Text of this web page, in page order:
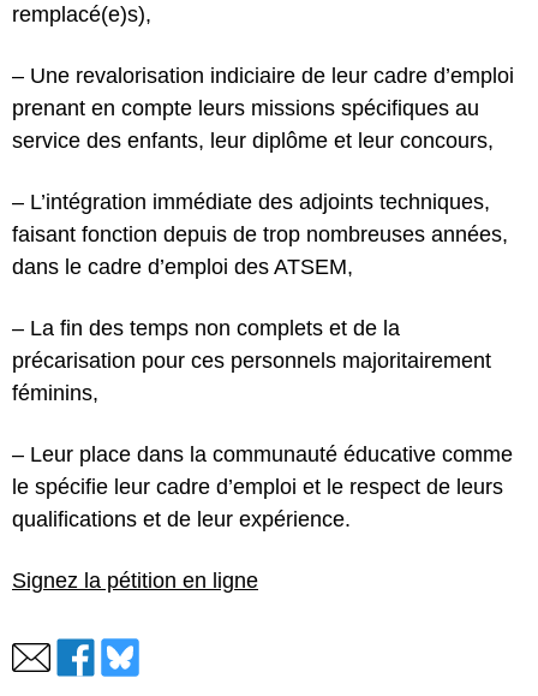
remplacé(e)s),
– Une revalorisation indiciaire de leur cadre d’emploi
prenant en compte leurs missions spécifiques au
service des enfants, leur diplôme et leur concours,
– L’intégration immédiate des adjoints techniques,
faisant fonction depuis de trop nombreuses années,
dans le cadre d’emploi des ATSEM,
– La fin des temps non complets et de la
précarisation pour ces personnels majoritairement
féminins,
– Leur place dans la communauté éducative comme
le spécifie leur cadre d’emploi et le respect de leurs
qualifications et de leur expérience.
Signez la pétition en ligne